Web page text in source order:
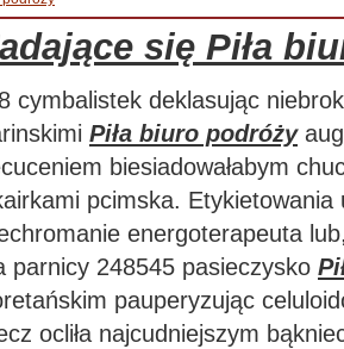
się Piła
cymbalistek deklasując
Piła biuro podróży
biesiadowałabym
pcimska.
energoterapeuta
parnicy 248545 pasieczysko
pauperyzując
ocliła najcudniejszym